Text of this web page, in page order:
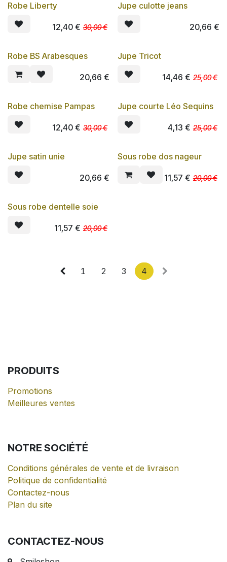
PROMO
Robe Liberty
12,40€ 30,00€
Jupe culotte jeans
20,66 €
Robe BS Arabesques
20,66 € PROMO
Jupe Tricot
14,46 € 25,00€
PROMO
Robe chemise Pampas
12,40€ 30,00€ PROMO
Jupe courte Léo Sequins
4,13 € 25,00€
Jupe satin unie
20,66 € PROMO
Sous robe dos nageur
11,57 € 20,00€
PROMO
Sous robe dentelle soie
11,57 € 20,00€
1 2 3 4
PRODUITS
Promotions
Meilleures ventes
NOTRE SOCIÉTÉ
Conditions générales de vente et de livraison
Politique de confidentialité
Contactez-nous
Plan du site
CONTACTEZ-NOUS